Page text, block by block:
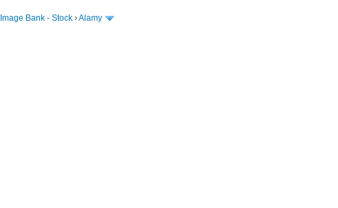
Image Bank - Stock ›Alamy